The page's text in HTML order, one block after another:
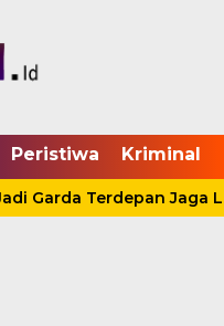
Peristiwa Kriminal
Garda Terdepan Jaga